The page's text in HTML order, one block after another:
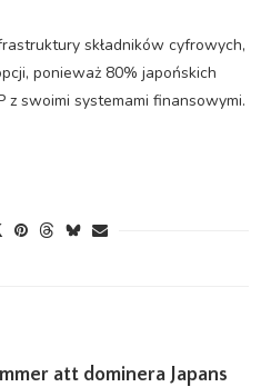
składników cyfrowych,
ponieważ 80% japońskich
z swoimi systemami finansowymi.
att dominera Japans